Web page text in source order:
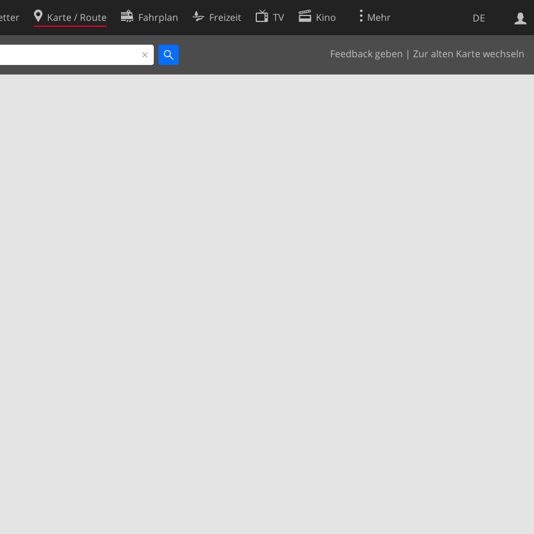
DE
Karte / Route Fahrplan Freizeit TV Kino Mehr
Feedback geben | Zur alten Karte wechseln
Websuche
Cookie-Richtlinie
Cookie-Einstellungen